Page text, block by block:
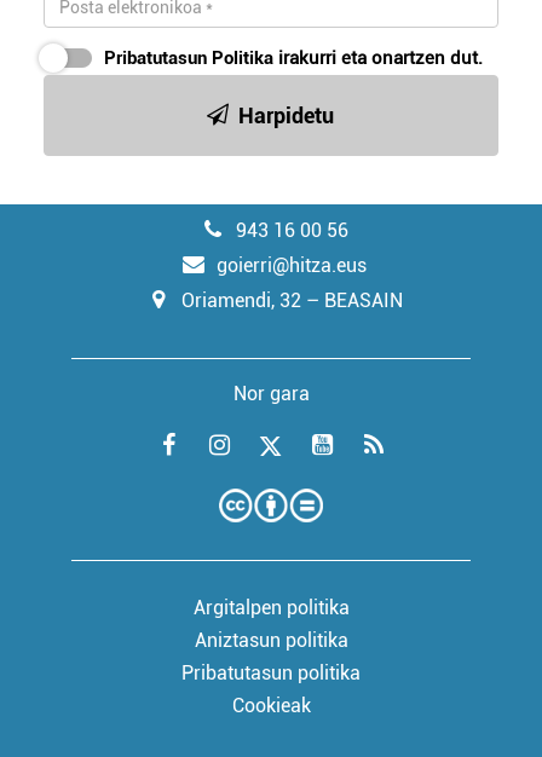
Pribatutasun Politika irakurri eta onartzen dut.
Harpidetu
943 16 00 56
goierri@hitza.eus
Oriamendi, 32 – BEASAIN
Nor gara
Argitalpen politika
Aniztasun politika
Pribatutasun politika
Cookieak